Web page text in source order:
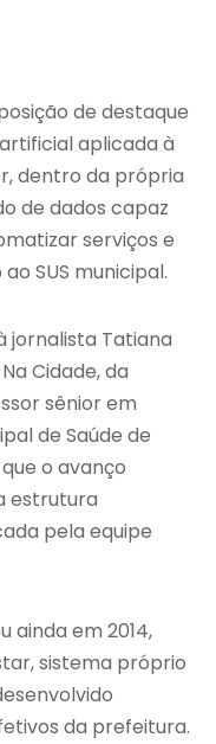
de destaque
aplicada à
dentro da própria
de dados capaz
serviços e
SUS municipal.
jornalista Tatiana
Cidade, da
sênior em
de Saúde de
o avanço
estrutura
pela equipe
ainda em 2014,
sistema próprio
da prefeitura.